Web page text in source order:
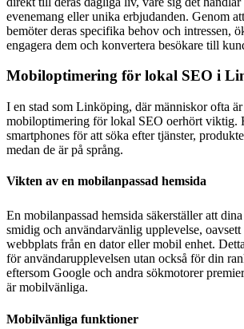
evenemang eller unika erbjudanden. Genom
bemöter deras specifika behov och intressen,
engagera dem och konvertera besökare till
Mobiloptimering för lokal SEO i
I en stad som Linköping, där människor ofta
mobiloptimering för lokal SEO oerhört viktig.
smartphones för att söka efter tjänster,
medan de är på språng.
Vikten av en mobilanpassad hemsida
En mobilanpassad hemsida säkerställer att
smidig och användarvänlig upplevelse,
webbplats från en dator eller mobil enhet.
för användarupplevelsen utan också för din
eftersom Google och andra sökmotorer
är mobilvänliga.
Mobilvänliga funktioner